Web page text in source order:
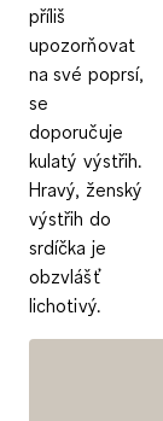
příliš
upozorňovat
na své poprsí,
se
doporučuje
kulatý výstřih.
Hravý, ženský
výstřih do
srdíčka je
obzvlášť
lichotivý.